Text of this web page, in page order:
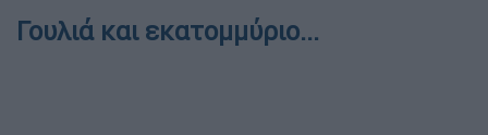
Γουλιά και εκατομμύριο...